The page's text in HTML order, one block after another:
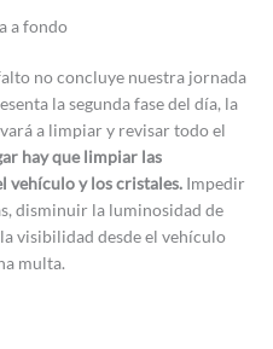
a fondo
no concluye nuestra jornada
la segunda fase del día, la
a limpiar y revisar todo el
hay que limpiar las
vehículo y los cristales. Impedir
disminuir la luminosidad de
visibilidad desde el vehículo
multa.